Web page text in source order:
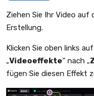
Ziehen Sie Ihr Video auf
Erstellung.
Klicken Sie oben links auf
„Videoeffekte“ nach „
fügen Sie diesen Effekt